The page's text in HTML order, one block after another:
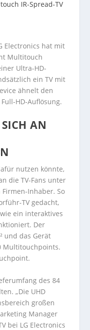
Electronics hat mit
Multitouch
Ultra-HD-
ein TV mit
ähnelt den
HD-Auflösung.
AN
nutzen könnte,
die TV-Fans unter
Inhaber. So
TV gedacht,
ein interaktives
Der
und das Gerät
Multitouchpoints.
des 84
„Die UHD
großen
Manager
bei LG Electronics